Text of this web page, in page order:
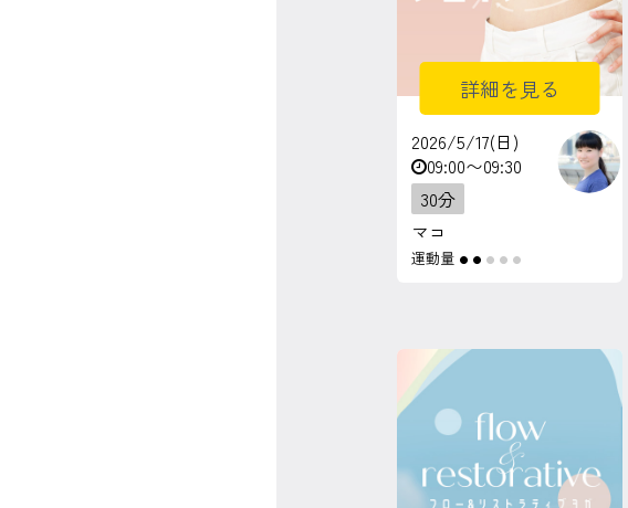
詳細を見る
2026/5/17(日)
09:00〜09:30
30分
マコ
運動量 ● ● ● ● ●